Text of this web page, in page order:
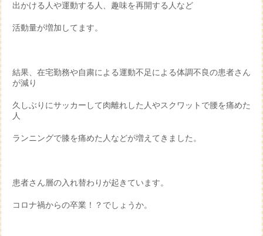
出かける人や運動する人、趣味を再開する人など
活動量が増加してます。
結果、在宅勤務や自粛による運動不足による体調不良の患者さん
が減り
久しぶりにサッカーして肉離れした人やスクワットで腰を痛めた
人
ランニングで膝を痛めた人などが増えてきました。
患者さん層の入れ替わりが起きています。
コロナ禍からの卒業！？でしょうか。